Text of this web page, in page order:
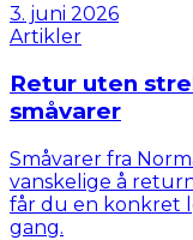
3. juni 2026
Artikler
Retur uten
småvarer
Småvarer fra
vanskelige å
får du en konkret
gang.